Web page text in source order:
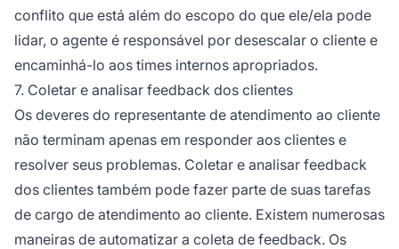
conflito que está além do escopo do que ele/ela pode
lidar, o agente é responsável por desescalar o cliente e
encaminhá-lo aos times internos apropriados.
7. Coletar e analisar feedback dos clientes
Os deveres do representante de atendimento ao cliente
não terminam apenas em responder aos clientes e
resolver seus problemas. Coletar e analisar feedback
dos clientes também pode fazer parte de suas tarefas
de cargo de atendimento ao cliente. Existem numerosas
maneiras de automatizar a coleta de feedback. Os